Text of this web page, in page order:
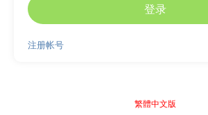
登录
注册帐号
繁體中文版